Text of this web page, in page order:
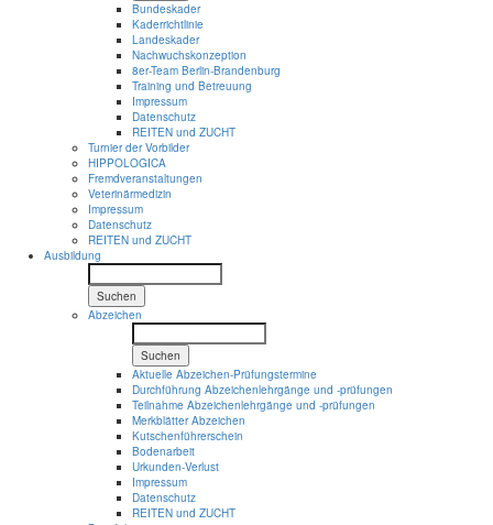
Bundeskader
Kaderrichtlinie
Landeskader
Nachwuchskonzeption
8er-Team Berlin-Brandenburg
Training und Betreuung
Impressum
Datenschutz
REITEN und ZUCHT
Turnier der Vorbilder
HIPPOLOGICA
Fremdveranstaltungen
Veterinärmedizin
Impressum
Datenschutz
REITEN und ZUCHT
Ausbildung
Suchen
Abzeichen
Suchen
Aktuelle Abzeichen-Prüfungstermine
Durchführung Abzeichenlehrgänge und -prüfungen
Teilnahme Abzeichenlehrgänge und -prüfungen
Merkblätter Abzeichen
Kutschenführerschein
Bodenarbeit
Urkunden-Verlust
Impressum
Datenschutz
REITEN und ZUCHT